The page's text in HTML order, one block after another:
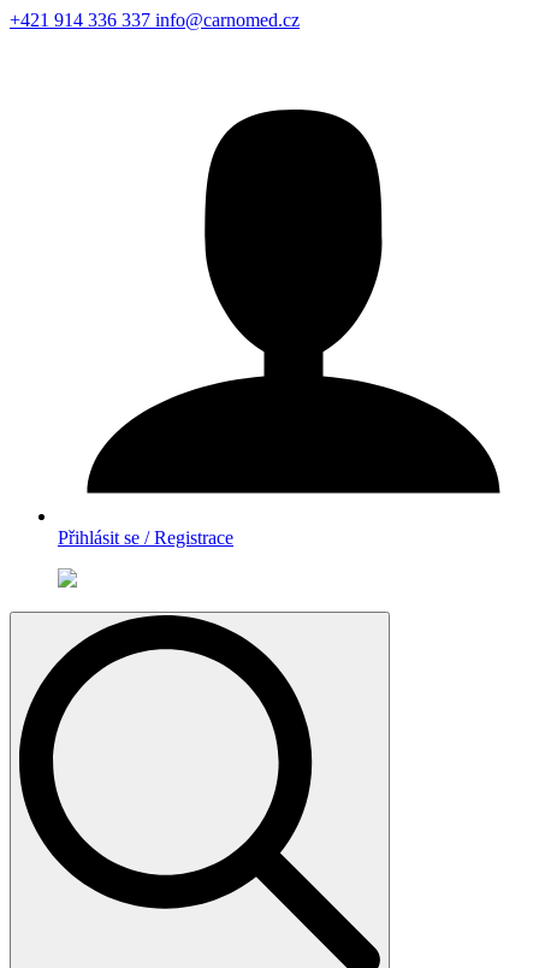
+421 914 336 337 info@carnomed.cz
Přihlásit se / Registrace
Search